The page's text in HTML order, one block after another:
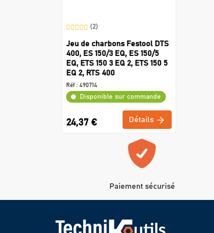
(2)
Jeu de charbons Festool DTS
400, ES 150/3 EQ, ES 150/5
EQ, ETS 150 3 EQ 2, ETS 150 5
EQ 2, RTS 400
Réf : 490714
Disponible sur commande
24,37 € Détails
Paiement sécurisé